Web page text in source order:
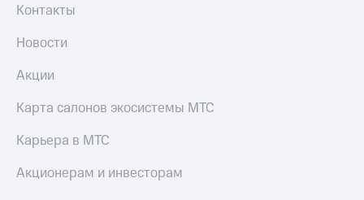
Контакты
Новости
Акции
Карта салонов экосистемы МТС
Карьера в МТС
Акционерам и инвесторам